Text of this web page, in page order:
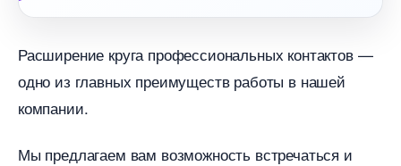
Расширение круга профессиональных контактов —
одно из главных преимуществ работы в нашей
компании.
Мы предлагаем вам возможность встречаться и